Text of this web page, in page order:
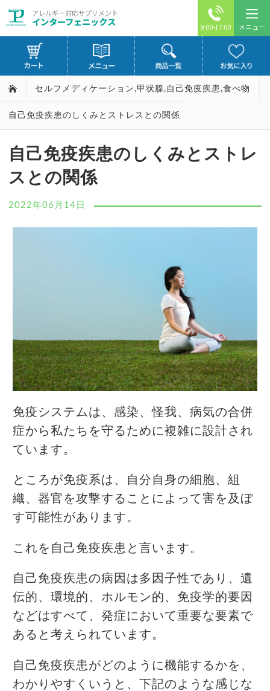
アレルギー対応サプリメント
インターフェニックス 9:00-17:00 メニュー
セルフメディケーション ,甲状腺 , 自己免疫疾患 ,食べ物
自己免疫疾患のしくみとストレスとの関係
自己免疫疾患のしくみとストレ
スとの関係
2022年06月14日
免疫システムは、感染、怪我、病気の合併
症から私たちを守るために複雑に設計され
ています。
ところが免疫系は、自分自身の細胞、組
織、器官を攻撃することによって害を及ぼ
す可能性があります。
これを自己免疫疾患と言います。
自己免疫疾患の病因は多因子性であり、遺
伝的、環境的、ホルモン的、免疫学的要因
などはすべて、発症において重要な要素で
あると考えられています。
自己免疫疾患がどのように機能するかを、
わかりやすくいうと、下記のような感じな